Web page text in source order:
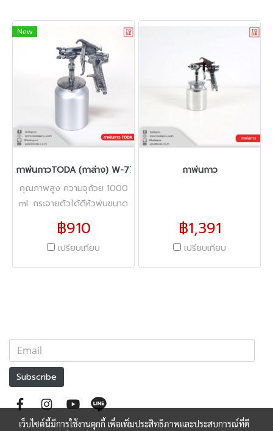
New
กาพ่นกาวTODA (กาล่าง) W-77S 2mm 1000cc
คุณภาพสูง ความจุถ้วย 1000
ml. กระจายตัวได้ดีหัวพ่นขนาด
2.0 mm. สเปรย์ทำจากวัสดุ
ทองแดง ถ้วยอลูมิเนีย มอัล
ลอยด์ ขัดผิวหยาบ จุได้ 1000
ml. แถมฟรี แปรงทำความ
฿910
เปรียบเทียบ
กาพ่นกาว
฿1,391
เปรียบเทียบ
Subscribe
เว็บไซต์นี้มีการใช้งานคุกกี้ เพื่อเพิ่มประสิทธิภาพและประสบการณ์ที่ดี